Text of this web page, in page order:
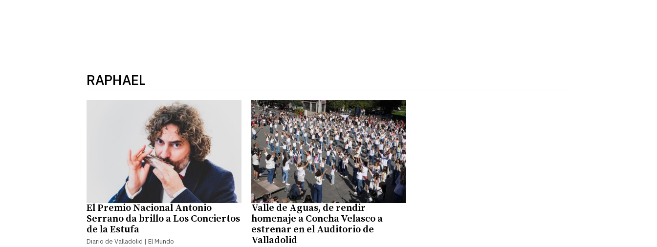
RAPHAEL
El Premio Nacional Antonio
Serrano da brillo a Los Conciertos
de la Estufa
Diario de Valladolid | El Mundo
Valle de Aguas, de rendir
homenaje a Concha Velasco a
estrenar en el Auditorio de
Valladolid